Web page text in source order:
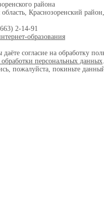
района
Краснозоренский
2-14-91
образования
согласие на обработку
персональных данных
пожалуйста, покиньте